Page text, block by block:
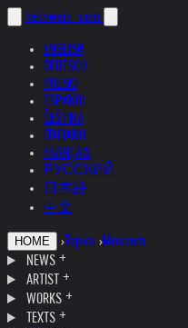
helnwein .com
ENGLISH
DEUTSCH
POLSKI
ESPAÑOL
ČEŠTINA
ITALIANO
FRANÇAIS
РУССКИЙ
日本語
中文
HOME › Topics ›Museum
NEWS
ARTIST
WORKS
TEXTS